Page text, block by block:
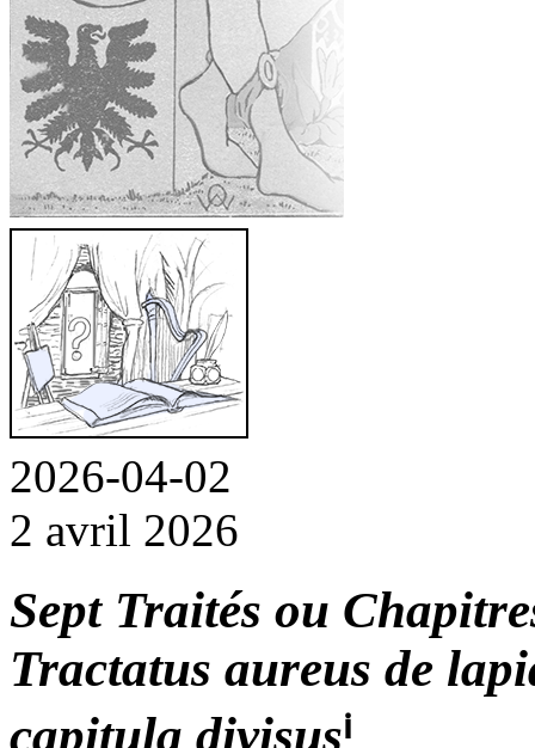
2026-04-02
2 avril 2026
Sept Traités ou
Tractatus aureus de
capitula divisusⁱ